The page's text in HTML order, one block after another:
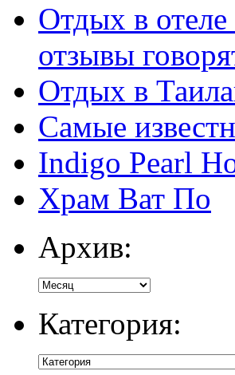
Отдых в
отзывы
Отдых в
Самые
Indigo Pearl
Храм Ват По
Архив:
Категория: